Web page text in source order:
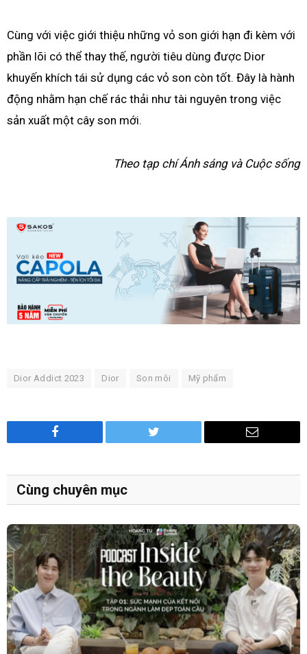
Cùng với việc giới thiệu những vỏ son giới hạn đi kèm với
phần lõi có thể thay thế, người tiêu dùng được Dior
khuyến khích tái sử dụng các vỏ son còn tốt. Đây là hành
động nhằm hạn chế rác thải như tài nguyên trong việc
sản xuất một cây son mới.
Theo tạp chí Ánh sáng và Cuộc sống
Dior Addict 2023 Dior Son môi Mỹ phẩm
Facebook Twitter Email
Cùng chuyên mục